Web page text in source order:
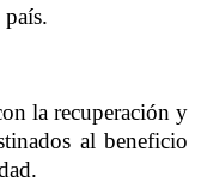
la recuperación y
al beneficio